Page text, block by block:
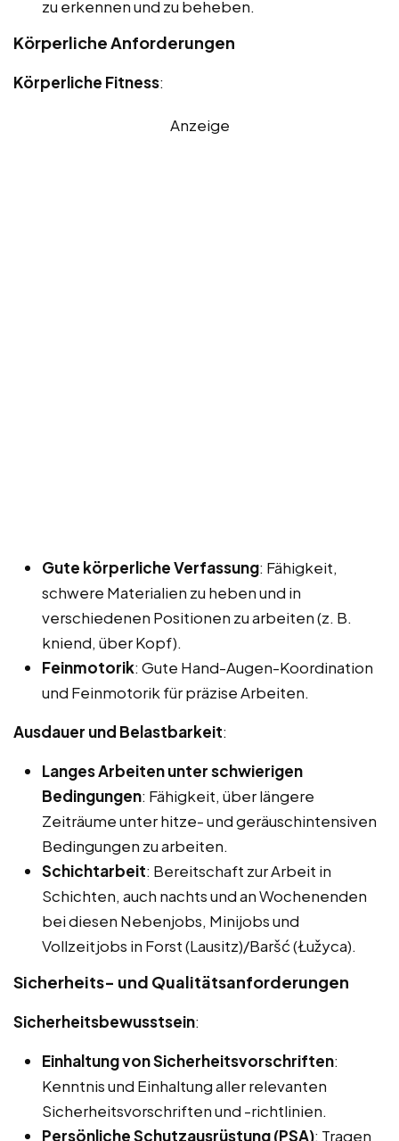
zu erkennen und zu beheben.
Körperliche Anforderungen
Körperliche Fitness:
Anzeige
Gute körperliche Verfassung: Fähigkeit,
schwere Materialien zu heben und in
verschiedenen Positionen zu arbeiten (z. B.
kniend, über Kopf).
Feinmotorik: Gute Hand-Augen-Koordination
und Feinmotorik für präzise Arbeiten.
Ausdauer und Belastbarkeit:
Langes Arbeiten unter schwierigen
Bedingungen: Fähigkeit, über längere
Zeiträume unter hitze- und geräuschintensiven
Bedingungen zu arbeiten.
Schichtarbeit: Bereitschaft zur Arbeit in
Schichten, auch nachts und an Wochenenden
bei diesen Nebenjobs, Minijobs und
Vollzeitjobs in Forst (Lausitz)/Baršć (Łužyca).
Sicherheits- und Qualitätsanforderungen
Sicherheitsbewusstsein:
Einhaltung von Sicherheitsvorschriften:
Kenntnis und Einhaltung aller relevanten
Sicherheitsvorschriften und -richtlinien.
Persönliche Schutzausrüstung (PSA): Tragen